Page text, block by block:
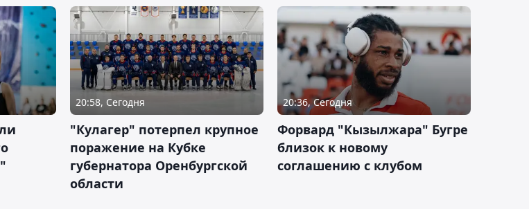
20:58, Сегодня
"Кулагер" потерпел крупное
поражение на Кубке
губернатора Оренбургской
области
20:36, Сегодня
Форвард "Кызылжара" Бугре
близок к новому
соглашению с клубом